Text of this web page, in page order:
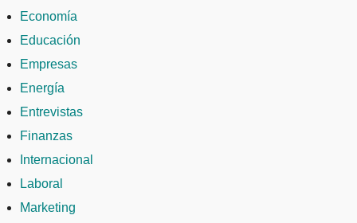
Economía
Educación
Empresas
Energía
Entrevistas
Finanzas
Internacional
Laboral
Marketing